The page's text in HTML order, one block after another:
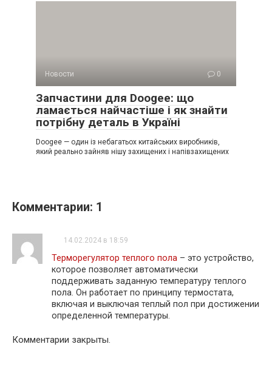
Новости 0
Запчастини для Doogee: що
ламається найчастіше і як знайти
потрібну деталь в Україні
Doogee — один із небагатьох китайських виробників,
який реально зайняв нішу захищених і напівзахищених
Комментарии: 1
14.02.2024 в 18:59
Терморегулятор теплого пола – это устройство,
которое позволяет автоматически
поддерживать заданную температуру теплого
пола. Он работает по принципу термостата,
включая и выключая теплый пол при достижении
определенной температуры.
Комментарии закрыты.